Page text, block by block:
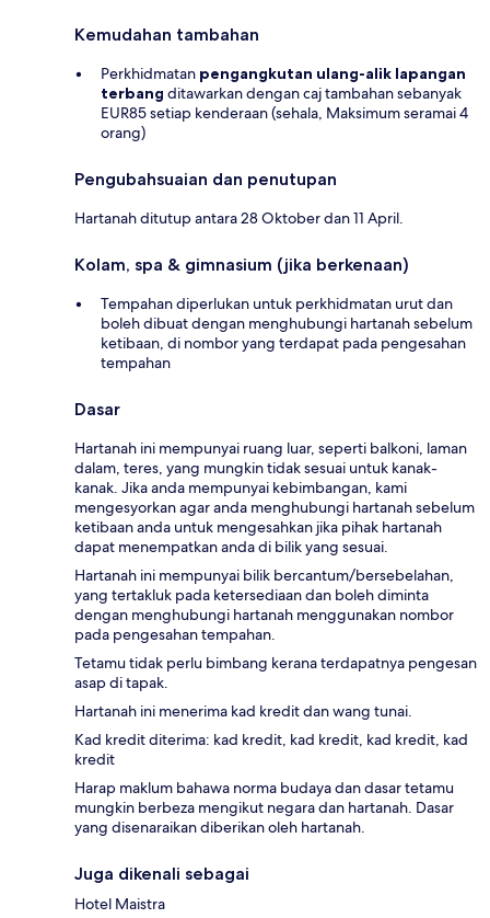
Kemudahan tambahan
Perkhidmatan pengangkutan ulang-alik lapangan
terbang ditawarkan dengan caj tambahan sebanyak
EUR85 setiap kenderaan (sehala, Maksimum seramai 4
orang)
Pengubahsuaian dan penutupan
Hartanah ditutup antara 28 Oktober dan 11 April.
Kolam, spa & gimnasium (jika berkenaan)
Tempahan diperlukan untuk perkhidmatan urut dan
boleh dibuat dengan menghubungi hartanah sebelum
ketibaan, di nombor yang terdapat pada pengesahan
tempahan
Dasar
Hartanah ini mempunyai ruang luar, seperti balkoni, laman
dalam, teres, yang mungkin tidak sesuai untuk kanak-
kanak. Jika anda mempunyai kebimbangan, kami
mengesyorkan agar anda menghubungi hartanah sebelum
ketibaan anda untuk mengesahkan jika pihak hartanah
dapat menempatkan anda di bilik yang sesuai.
Hartanah ini mempunyai bilik bercantum/bersebelahan,
yang tertakluk pada ketersediaan dan boleh diminta
dengan menghubungi hartanah menggunakan nombor
pada pengesahan tempahan.
Tetamu tidak perlu bimbang kerana terdapatnya pengesan
asap di tapak.
Hartanah ini menerima kad kredit dan wang tunai.
Kad kredit diterima: kad kredit, kad kredit, kad kredit, kad
kredit
Harap maklum bahawa norma budaya dan dasar tetamu
mungkin berbeza mengikut negara dan hartanah. Dasar
yang disenaraikan diberikan oleh hartanah.
Juga dikenali sebagai
Hotel Maistra